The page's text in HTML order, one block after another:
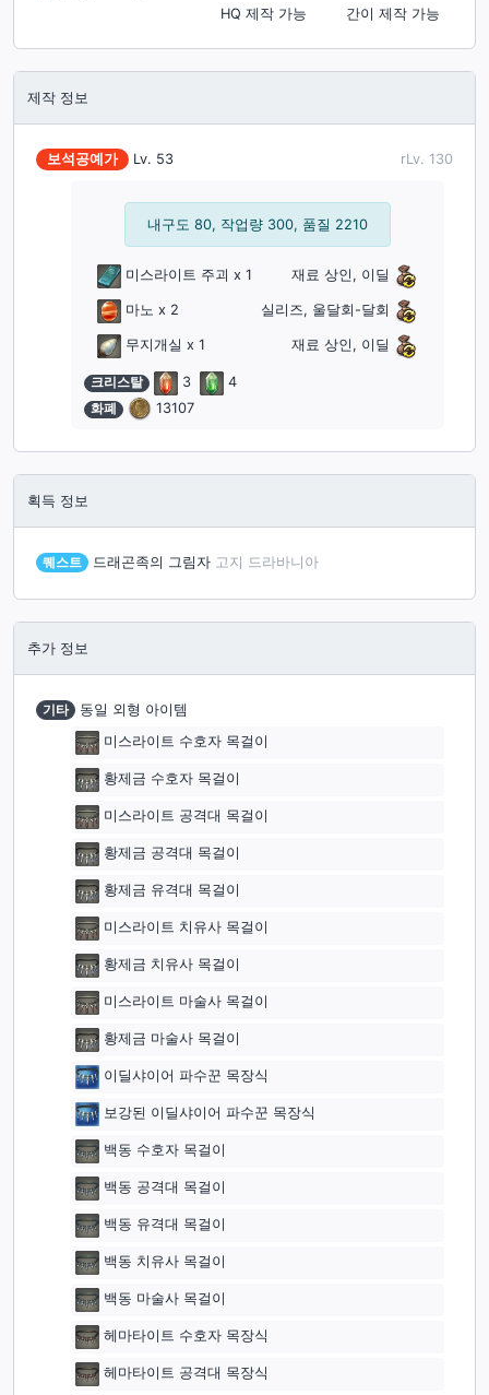
간이 제작 가능
HQ 제작 가능
제작 정보
보석공예가 Lv. 53 rLv. 130
내구도 80, 작업량 300, 품질 2210
미스라이트 주괴 x 1 재료 상인, 이딜
마노 x 2 실리즈, 울달회-달회
무지개실 x 1 재료 상인, 이딜
크리스탈 3
4
화폐
13107
획득 정보
퀘스트 드래곤족의 그림자 고지 드라바니아
추가 정보
기타
동일 외형 아이템
미스라이트 수호자 목걸이
황제금 수호자 목걸이
미스라이트 공격대 목걸이
황제금 공격대 목걸이
황제금 유격대 목걸이
미스라이트 치유사 목걸이
황제금 치유사 목걸이
미스라이트 마술사 목걸이
황제금 마술사 목걸이
이딜샤이어 파수꾼 목장식
보강된 이딜샤이어 파수꾼 목장식
백동 수호자 목걸이
백동 공격대 목걸이
백동 유격대 목걸이
백동 치유사 목걸이
백동 마술사 목걸이
헤마타이트 수호자 목장식
헤마타이트 공격대 목장식